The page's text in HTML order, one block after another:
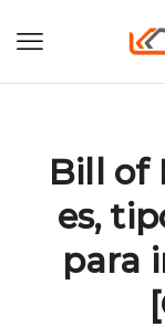
Bill of
es,
para